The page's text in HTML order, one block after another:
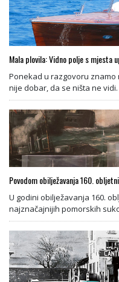
Mala plovila: Vidno polje s mjesta
Ponekad u razgovoru
nije dobar, da se ništa ne vidi.
Povodom obilježavanja 160.
U godini obilježavanja 160.
najznačajnijih pomorskih